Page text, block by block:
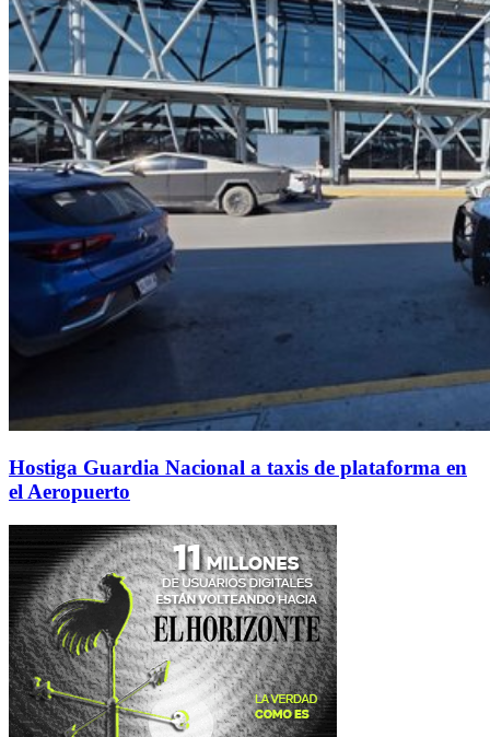
Hostiga Guardia Nacional a taxis de plataforma en
el Aeropuerto